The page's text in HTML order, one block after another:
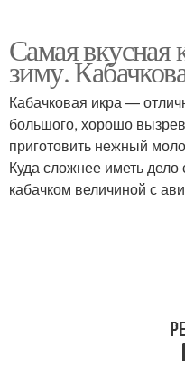
Икра через мясорубку
Икры из советской
книги
Самая вкусная
зиму.
Кабачковая икра —
большого, хорошо
приготовить нежный
Куда сложнее иметь
кабачком величиной с